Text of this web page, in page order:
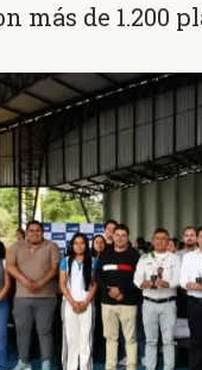
más de 1.200